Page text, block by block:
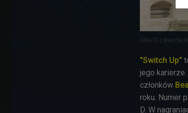
Mike D z Beastie
"Switch Up"
jego
członków
roku. Numer
D. W